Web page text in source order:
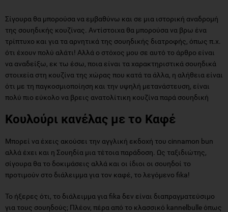
Σίγουρα θα μπορούσα να εμβαθύνω και σε μια ιστορική αναδρομή
της σουηδικής κουζίνας. Αντίστοιχα θα μπορούσα να βρω ένα
τρίπτυχο και για τα αρνητικά της σουηδικής διατροφής, όπως π.χ.
ότι έχουν πολύ αλάτι! Αλλά ο στόχος μου σε αυτό το άρθρο είναι
να αναδείξω, εκ τω έσω, ποια είναι τα χαρακτηριστικά σουηδικά
στοιχεία στη κουζίνα της χώρας που κατά τα άλλα, η αλήθεια είναι
ότι με τη παγκοσμιοποίηση και την υψηλή μετανάστευση, είναι
πολύ πιο εύκολο να βρεις ανατολίτικη κουζίνα παρά σουηδική
Κουλούρι κανέλας με το Καφέ
Μπορεί να έχεις ακούσει την αγγλική εκδοχή του cinnamon bun
αλλά έχει και η Σουηδία μια τέτοια παράδοση. Ως ταξιδιώτης,
σίγουρα θα το δοκιμάσεις αλλά και οι ίδιοι οι σουηδοί το
προτιμούν στο διάλειμμα για τον καφέ, το λεγόμενο fika!
Το ήξερες ότι, το διάλειμμα για fika δεν είναι διαπραγματεύσιμο
για τους σουηδούς; Πλέον, πέρα από το κλασσικό kannelbulle όπως